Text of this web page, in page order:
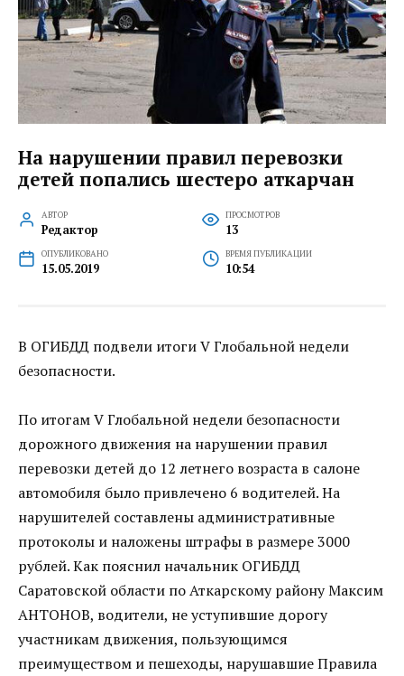
На нарушении правил перевозки
детей попались шестеро аткарчан
АВТОР
Редактор
ПРОСМОТРОВ
13
ОПУБЛИКОВАНО
15.05.2019
ВРЕМЯ ПУБЛИКАЦИИ
10:54
В ОГИБДД подвели итоги V Глобальной недели
безопасности.
По итогам V Глобальной недели безопасности
дорожного движения на нарушении правил
перевозки детей до 12 летнего возраста в салоне
автомобиля было привлечено 6 водителей. На
нарушителей составлены административные
протоколы и наложены штрафы в размере 3000
рублей. Как пояснил начальник ОГИБДД
Саратовской области по Аткарскому району Максим
АНТОНОВ, водители, не уступившие дорогу
участникам движения, пользующимся
преимуществом и пешеходы, нарушавшие Правила